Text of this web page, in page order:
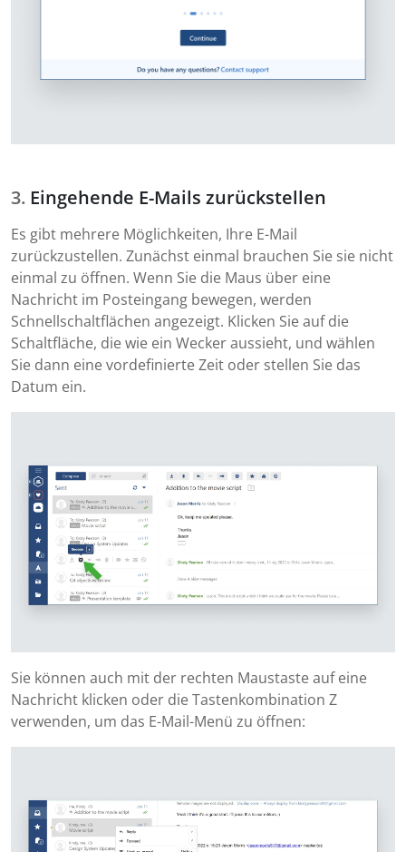
Eingehende E-Mails zurückstellen
Es gibt mehrere Möglichkeiten, Ihre E-Mail
zurückzustellen. Zunächst einmal brauchen Sie sie nicht
einmal zu öffnen. Wenn Sie die Maus über eine
Nachricht im Posteingang bewegen, werden
Schnellschaltflächen angezeigt. Klicken Sie auf die
Schaltfläche, die wie ein Wecker aussieht, und wählen
Sie dann eine vordefinierte Zeit oder stellen Sie das
Datum ein.
Sie können auch mit der rechten Maustaste auf eine
Nachricht klicken oder die Tastenkombination Z
verwenden, um das E-Mail-Menü zu öffnen: